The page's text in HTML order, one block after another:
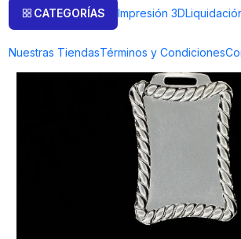
CATEGORÍAS Impresión 3D
Nuestras TiendasTérminos y Condiciones